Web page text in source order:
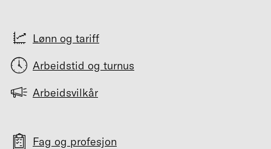
Lønn og tariff
Arbeidstid og turnus
Arbeidsvilkår
Fag og profesjon